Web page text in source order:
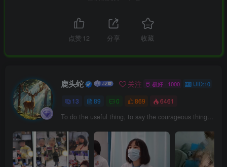
点赞 12 分享 收藏
鹿头蛇 关注 极好 · 1000 UID:10
13 89 0 869 6461
To do the useful thing, to say the courageous thing, to contemplate the beautiful thing: that’s enough for one man’s life.